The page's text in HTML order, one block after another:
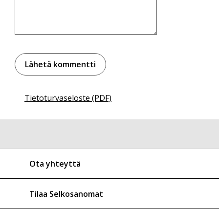
Tietoturvaseloste (PDF)
Ota yhteyttä
Tilaa Selkosanomat